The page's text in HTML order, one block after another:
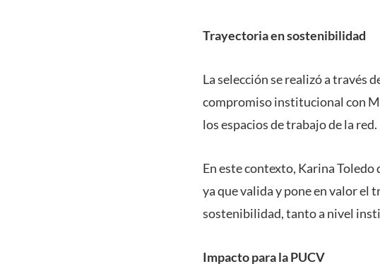
Trayectoria en sostenibilidad
La selección se realizó a través
compromiso institucional con
los espacios de trabajo de la red.
En este contexto, Karina
ya que valida y pone en valor el
sostenibilidad, tanto a nivel
Impacto para la PUCV